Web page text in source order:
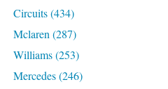
Circuits(434)
Mclaren (287)
Williams(253)
Mercedes(246)